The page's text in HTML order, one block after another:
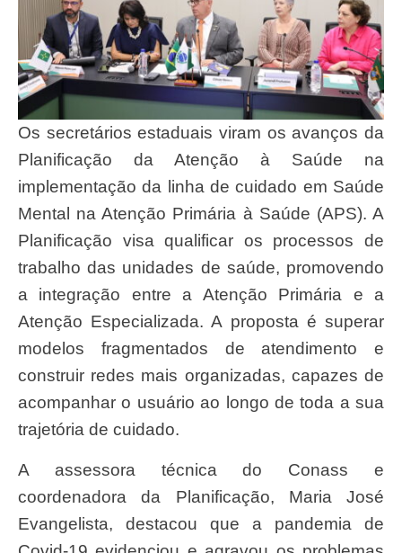
Os secretários estaduais viram os avanços da
Planificação da Atenção à Saúde na
implementação da linha de cuidado em Saúde
Mental na Atenção Primária à Saúde (APS). A
Planificação visa qualificar os processos de
trabalho das unidades de saúde, promovendo
a integração entre a Atenção Primária e a
Atenção Especializada. A proposta é superar
modelos fragmentados de atendimento e
construir redes mais organizadas, capazes de
acompanhar o usuário ao longo de toda a sua
trajetória de cuidado.
A assessora técnica do Conass e
coordenadora da Planificação, Maria José
Evangelista, destacou que a pandemia de